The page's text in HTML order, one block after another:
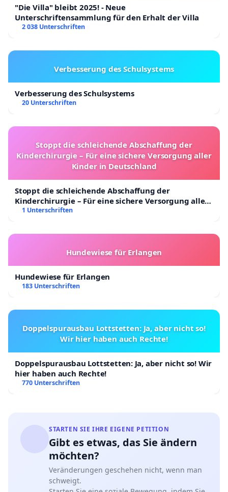
"Die Villa" bleibt 2025! - Neue
Unterschriftensammlung für den Erhalt der Villa
2 038 Unterschriften
Verbesserung des Schulsystems
Verbesserung des Schulsystems
20 Unterschriften
Stoppt die schleichende Abschaffung der
Kinderchirurgie – Für eine sichere Versorgung aller
Kinder in Deutschland
Stoppt die schleichende Abschaffung der
Kinderchirurgie – Für eine sichere Versorgung aller
Kinder in Deutschland
1 Unterschriften
Hundewiese für Erlangen
Hundewiese für Erlangen
183 Unterschriften
Doppelspurausbau Lottstetten: Ja, aber nicht so!
Wir hier haben auch Rechte!
Doppelspurausbau Lottstetten: Ja, aber nicht so! Wir
hier haben auch Rechte!
770 Unterschriften
STARTEN SIE IHRE EIGENE PETITION
Gibt es etwas, das Sie ändern
möchten?
Veränderungen geschehen nicht, wenn man
schweigt.